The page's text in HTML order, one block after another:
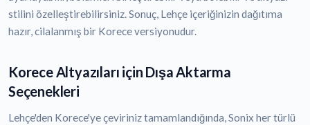
stilini özelleştirebilirsiniz. Sonuç, Lehçe içeriğinizin dağıtıma
hazır, cilalanmış bir Korece versiyonudur.
Korece Altyazıları için Dışa Aktarma
Seçenekleri
Lehçe'den Korece'ye çeviriniz tamamlandığında, Sonix her türlü